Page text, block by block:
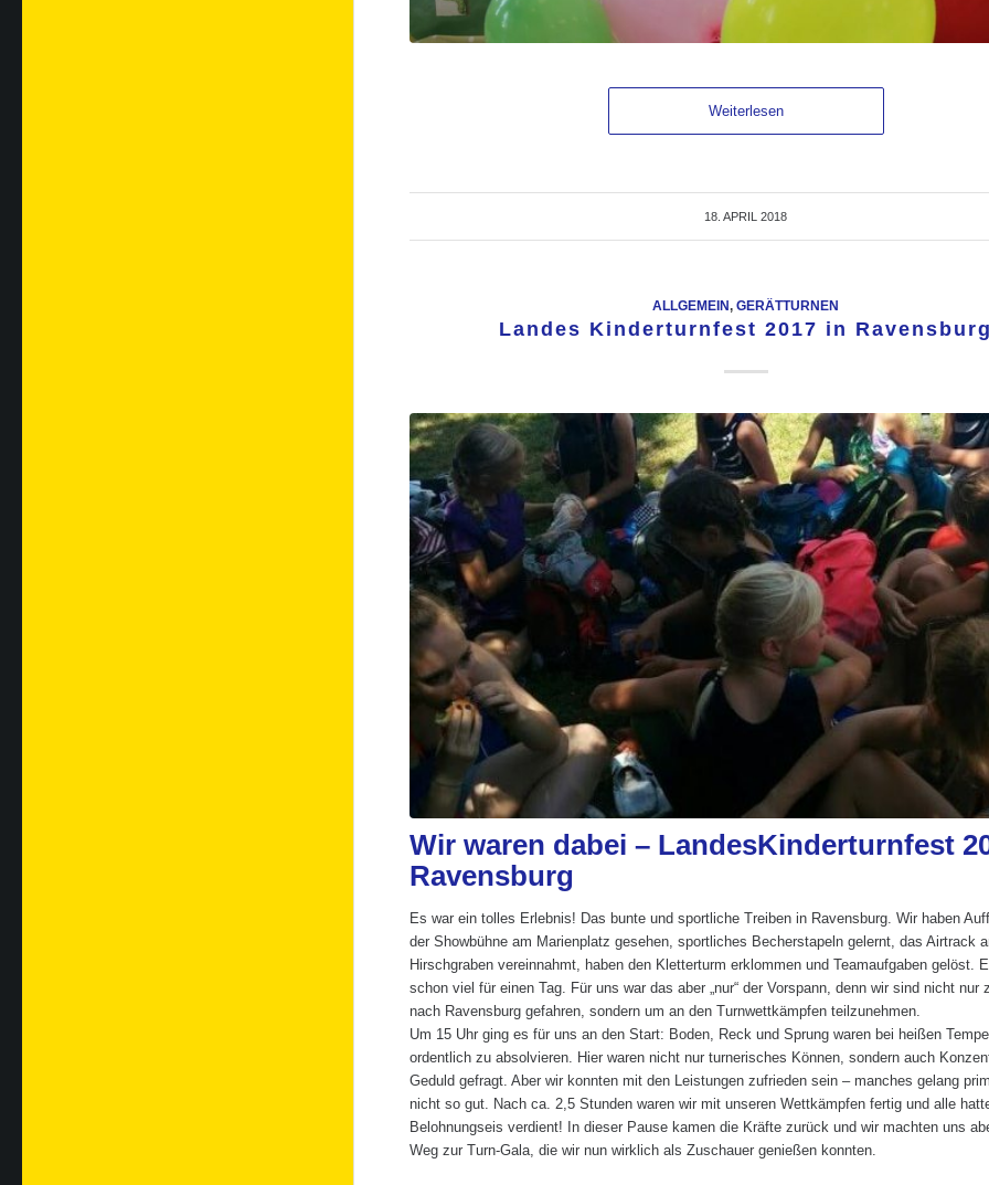
Weiterlesen
18. APRIL 2018
ALLGEMEIN,GERÄTTURNEN
Landes Kinderturnfest 2017 in
Wir waren dabei – LandesKinderturnfest
Ravensburg
Es war ein tolles Erlebnis! Das bunte und sportliche Treiben in Ravensburg. Wir haben
der Showbühne am Marienplatz gesehen, sportliches Becherstapeln gelernt, das Airtrack
Hirschgraben vereinnahmt, haben den Kletterturm erklommen und Teamaufgaben gelöst.
schon viel für einen Tag. Für uns war das aber „nur“ der Vorspann, denn wir sind nicht nur
nach Ravensburg gefahren, sondern um an den Turnwettkämpfen teilzunehmen.
Um 15 Uhr ging es für uns an den Start: Boden, Reck und Sprung waren bei heißen
ordentlich zu absolvieren. Hier waren nicht nur turnerisches Können, sondern auch
Geduld gefragt. Aber wir konnten mit den Leistungen zufrieden sein – manches gelang
nicht so gut. Nach ca. 2,5 Stunden waren wir mit unseren Wettkämpfen fertig und alle
Belohnungseis verdient! In dieser Pause kamen die Kräfte zurück und wir machten uns
Weg zur Turn-Gala, die wir nun wirklich als Zuschauer genießen konnten.